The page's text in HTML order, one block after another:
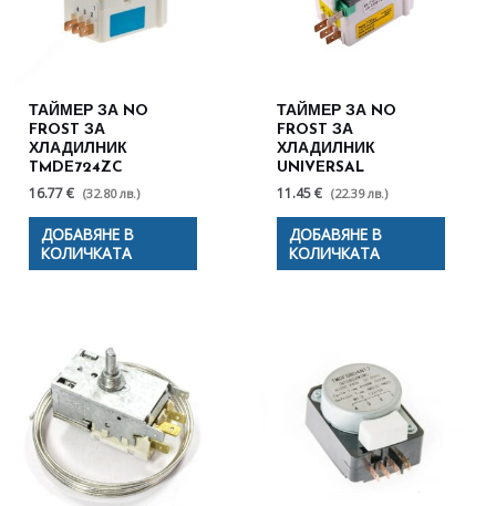
ТАЙМЕР ЗА NO
FROST ЗА
ХЛАДИЛНИК
TMDE724ZC
16.77 € (32.80 лв.)
ДОБАВЯНЕ В
КОЛИЧКАТА
ТАЙМЕР ЗА NO
FROST ЗА
ХЛАДИЛНИК
UNIVERSAL
11.45 € (22.39 лв.)
ДОБАВЯНЕ В
КОЛИЧКАТА